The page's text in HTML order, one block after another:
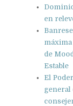
en
de
Estable
El
general